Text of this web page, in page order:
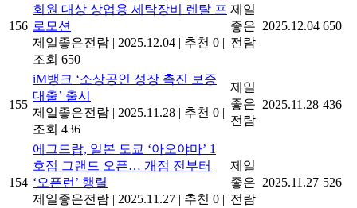
156
회원 대상 상업용 세탁장비 렌탈 프
로모션
제일좋은전람 | 2025.12.04 | 추천 0 |
조회 650
제일
좋은
전람
2025.12.04 650
155
iM뱅크 ‘소상공인 성장 촉진 보증
대출’ 출시
제일좋은전람 | 2025.11.28 | 추천 0 |
조회 436
제일
좋은
전람
2025.11.28 436
154
에그드랍, 일본 도쿄 ‘아오야마’ 1
호점 그랜드 오픈… 개점 전부터
‘오픈런’ 행렬
제일좋은전람 | 2025.11.27 | 추천 0 |
제일
좋은
전람
2025.11.27 526